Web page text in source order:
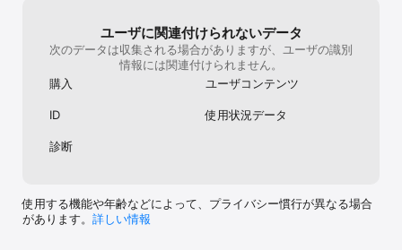
ても美しいものでした。本当に素敵なゲーム
です。今日もゲームを運営して下さってあり
がとうございます。もちろん、バグの修正や
操作性など、まだ改善出来るところはあるけ
れど。ゆっくり待ってます。
ユーザに関連付けられないデータ
次のデータは収集される場合がありますが、ユーザの識別
情報には関連付けられません。
購入
ユーザコンテンツ
ID 使用状況データ
診断
使用する機能や年齢などによって、プライバシー慣行が異なる場合
があります。 詳しい情報